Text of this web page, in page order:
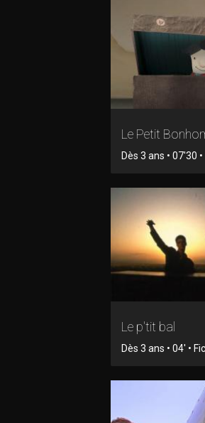
Le Petit
Dès 3 ans • 07'30
Le p'tit bal
Dès 3 ans • 04' •